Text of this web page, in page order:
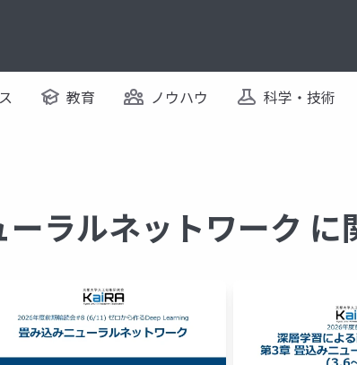
教育 ノウハウ 科学・技術
ラルネットワーク に